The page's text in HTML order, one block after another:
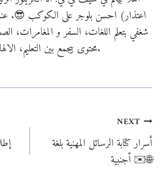
شغفي بتعلم اللغات، السفر و المغامرات،
محتوى بيجمع بين التعليم، الالهام، و التسلية.
NEXT
أسرار كتابة الرسائل المهنية بلغة
أجنبية ✉️🌐